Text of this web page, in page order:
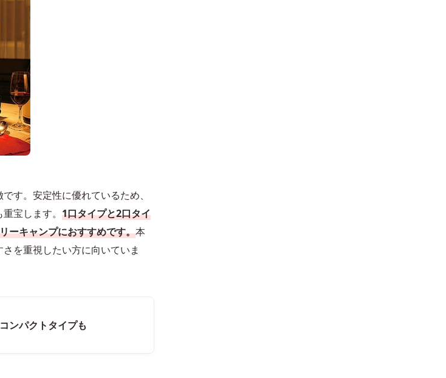
す。安定性に優れているため、
宝します。 1口タイプと2口タイ
ーキャンプにおすすめです。本
を重視したい方に向いていま
ンパクトタイプも